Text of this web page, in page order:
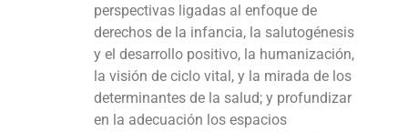
perspectivas ligadas al enfoque de
derechos de la infancia, la salutogénesis
y el desarrollo positivo, la humanización,
la visión de ciclo vital, y la mirada de los
determinantes de la salud; y profundizar
en la adecuación los espacios